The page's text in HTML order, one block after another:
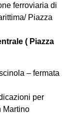
ferroviaria di
Piazza
( Piazza
– fermata
per
Martino